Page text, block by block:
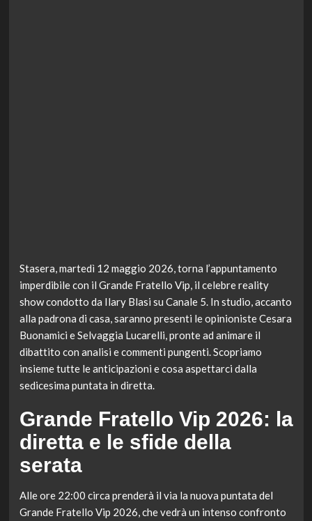
Stasera, martedì 12 maggio 2026, torna l’appuntamento
imperdibile con il Grande Fratello Vip, il celebre reality
show condotto da Ilary Blasi su Canale 5. In studio, accanto
alla padrona di casa, saranno presenti le opinioniste Cesara
Buonamici e Selvaggia Lucarelli, pronte ad animare il
dibattito con analisi e commenti pungenti. Scopriamo
insieme tutte le anticipazioni e cosa aspettarci dalla
sedicesima puntata in diretta.
Grande Fratello Vip 2026: la
diretta e le sfide della
serata
Alle ore 22:00 circa prenderà il via la nuova puntata del
Grande Fratello Vip 2026, che vedrà un intenso confronto